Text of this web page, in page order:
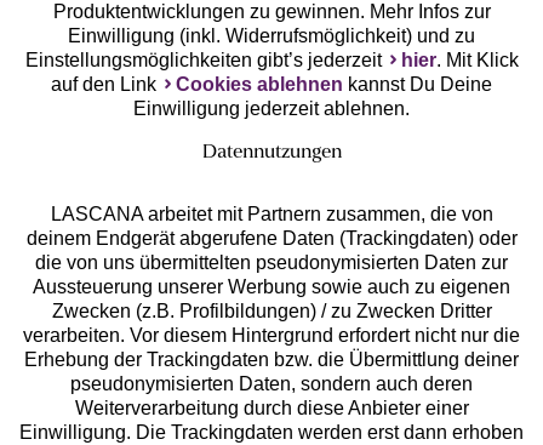
Services
Beratung
Über uns
Produktentwicklungen zu gewinnen. Mehr Infos zur
Einwilligung (inkl. Widerrufsmöglichkeit) und zu
Einstellungsmöglichkeiten gibt’s jederzeit
hier. Mit Klick
auf den Link
Cookies ablehnen kannst Du Deine
Einwilligung jederzeit ablehnen.
Datennutzungen
LASCANA arbeitet mit Partnern zusammen, die von
deinem Endgerät abgerufene Daten (Trackingdaten) oder
die von uns übermittelten pseudonymisierten Daten zur
Aussteuerung unserer Werbung sowie auch zu eigenen
Zwecken (z.B. Profilbildungen) / zu Zwecken Dritter
verarbeiten. Vor diesem Hintergrund erfordert nicht nur die
Erhebung der Trackingdaten bzw. die Übermittlung deiner
pseudonymisierten Daten, sondern auch deren
Weiterverarbeitung durch diese Anbieter einer
Einwilligung. Die Trackingdaten werden erst dann erhoben